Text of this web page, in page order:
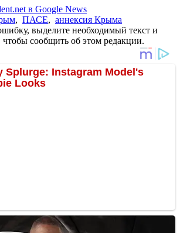
в Google News
, ПАСЕ, аннексия Крыма
выделите необходимый текст и
сообщить об этом редакции.